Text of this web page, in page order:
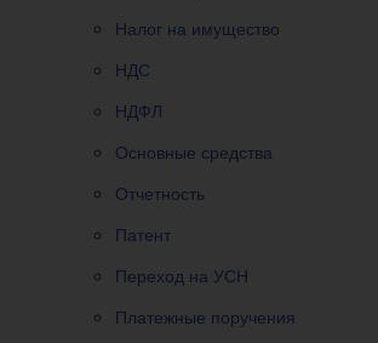
Налог на имущество
НДС
НДФЛ
Основные средства
Отчетность
Патент
Переход на УСН
Платежные поручения